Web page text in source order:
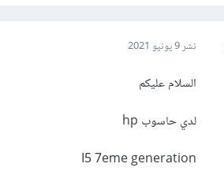
نشر9 يونيو 2021
السلام عليكم
لدي حاسوب hp
I5 7eme generation